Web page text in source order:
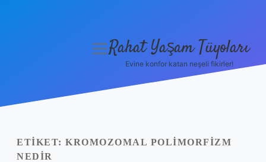
Yasal Uyarı
menüyü
Rahat Yaşam Tüyoları
Evine konfor katan neşeli fikirler!
ETIKET: KROMOZOMAL POLIMORFIZM
NEDIR